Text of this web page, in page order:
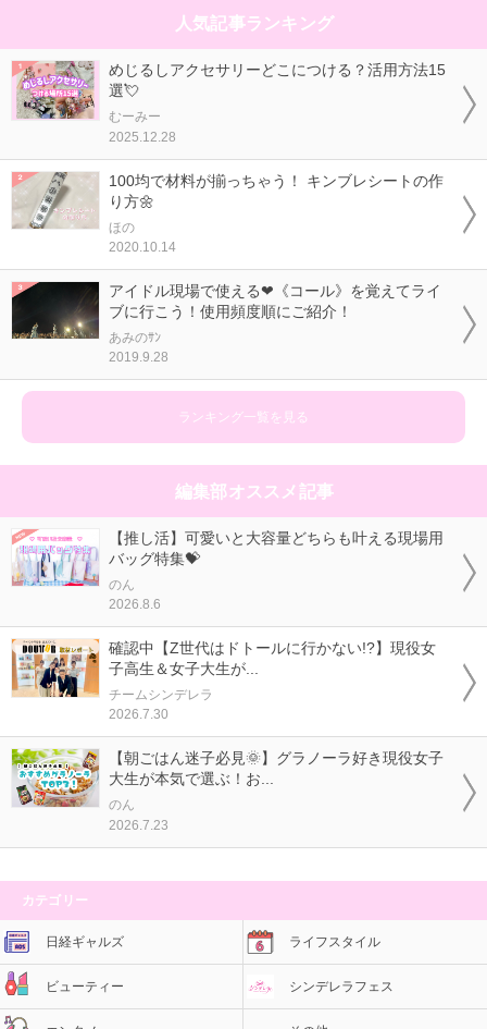
人気記事ランキング
めじるしアクセサリーどこにつける？活用方法15
選💘
むーみー
2025.12.28
100均で材料が揃っちゃう！ キンブレシートの作
り方🌼
ほの
2020.10.14
アイドル現場で使える❤《コール》を覚えてライ
ブに行こう！使用頻度順にご紹介！
あみのｻﾝ
2019.9.28
ランキング一覧を見る
編集部オススメ記事
【推し活】可愛いと大容量どちらも叶える現場用
バッグ特集💝
のん
2026.8.6
確認中【Z世代はドトールに行かない!?】現役女
子高生＆女子大生が...
チームシンデレラ
2026.7.30
【朝ごはん迷子必見🌞】グラノーラ好き現役女子
大生が本気で選ぶ！お...
のん
2026.7.23
カテゴリー
日経ギャルズ ライフスタイル
ビューティー シンデレラフェス